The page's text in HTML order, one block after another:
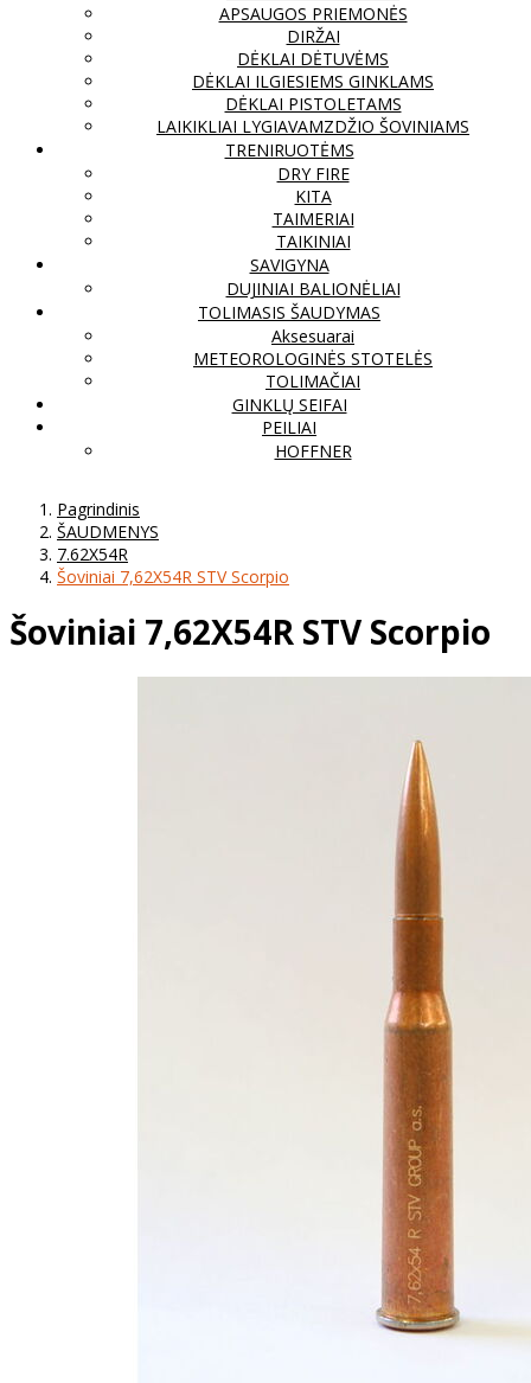
APSAUGOS PRIEMONĖS
DIRŽAI
DĖKLAI DĖTUVĖMS
DĖKLAI ILGIESIEMS GINKLAMS
DĖKLAI PISTOLETAMS
LAIKIKLIAI LYGIAVAMZDŽIO ŠOVINIAMS
TRENIRUOTĖMS
DRY FIRE
KITA
TAIMERIAI
TAIKINIAI
SAVIGYNA
DUJINIAI BALIONĖLIAI
TOLIMASIS ŠAUDYMAS
Aksesuarai
METEOROLOGINĖS STOTELĖS
TOLIMAČIAI
GINKLŲ SEIFAI
PEILIAI
HOFFNER
Pagrindinis
ŠAUDMENYS
7.62X54R
Šoviniai 7,62X54R STV Scorpio
Šoviniai 7,62X54R STV Scorpio